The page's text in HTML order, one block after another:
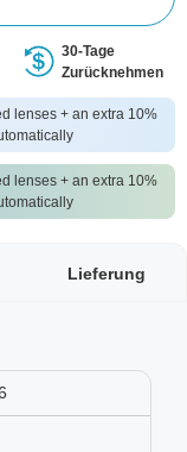
30-Tage
Zurücknehmen
lenses + an extra 10%
lenses + an extra 10%
Lieferung